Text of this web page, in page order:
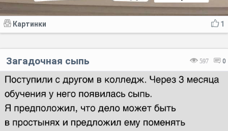
1
Картинки
597 0
Загадочная сыпь